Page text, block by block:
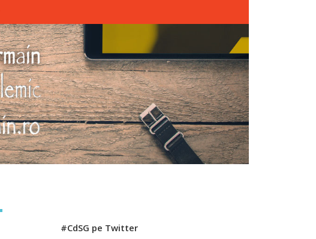
#CdSG pe Twitter